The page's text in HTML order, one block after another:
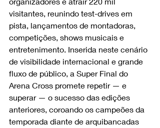
visitantes, reunindo test-drives em
pista, lançamentos de montadoras,
competições, shows musicais e
entretenimento. Inserida neste cenário
de visibilidade internacional e grande
fluxo de público, a Super Final do
Arena Cross promete repetir — e
superar — o sucesso das edições
anteriores, coroando os campeões da
temporada diante de arquibancadas